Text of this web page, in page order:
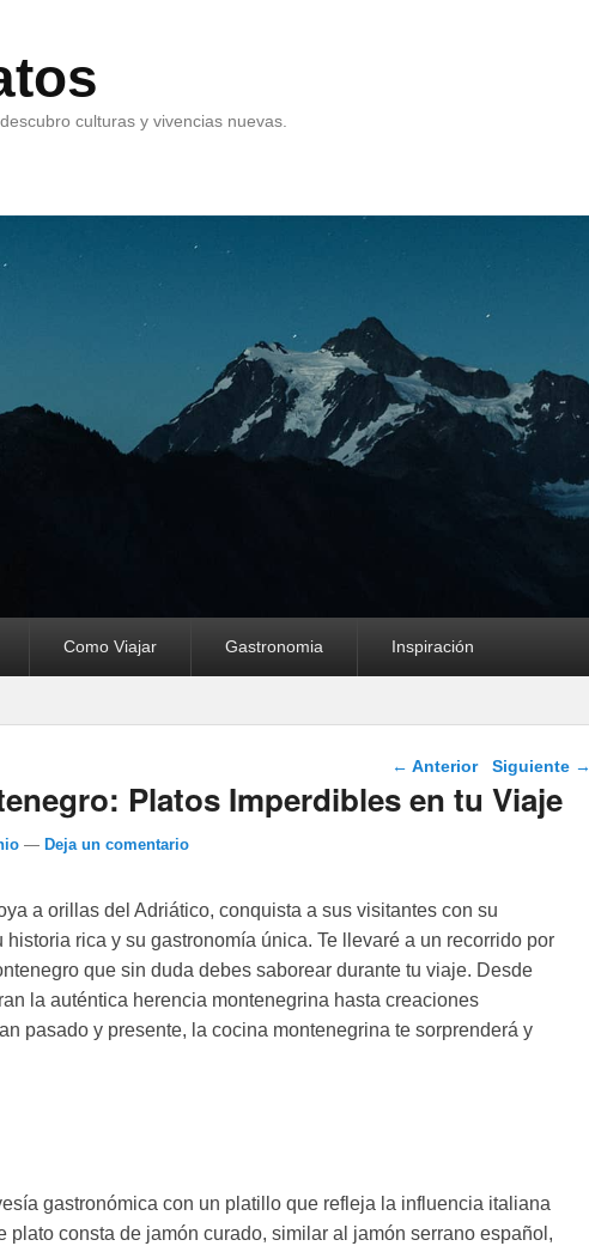
culturas y vivencias nuevas.
Como Viajar Gastronomia Inspiración
Navegación de
entradas
← Anterior Siguiente →
Platos Imperdibles en tu Viaje
— Deja un comentario
a orillas del Adriático, conquista a sus visitantes con su
rica y su gastronomía única. Te llevaré a un recorrido por
que sin duda debes saborear durante tu viaje. Desde
la auténtica herencia montenegrina hasta creaciones
pasado y presente, la cocina montenegrina te sorprenderá y
gastronómica con un platillo que refleja la influencia italiana
plato consta de jamón curado, similar al jamón serrano español,